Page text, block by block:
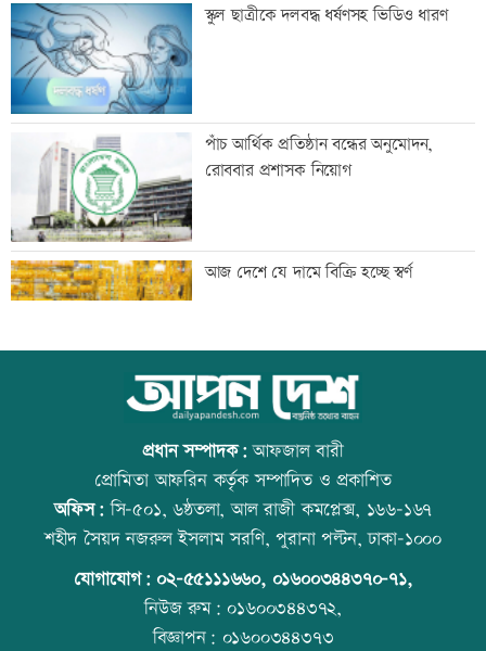
হাসিনার নির্দেশে সালাহউদ্দিন আহমদকে গুম
করা হয়: তদন্ত
তরুণদের নেতৃত্বেই প্রযুক্তিনির্ভর উন্নয়ন হবে:
তথ্যপ্রযুক্তিমন্ত্রী
লক্ষ্মীপুর জেলা প্রশাসনের ১৪ কর্মকর্তা-
কর্মচারীর বিদায়ী সংবর্ধনা
সব শর্ত মেনে নিলে হরমুজ খুলবো: ইরান
স্কুল ছাত্রীকে দলবদ্ধ ধর্ষণসহ ভিডিও ধারণ
পাঁচ আর্থিক প্রতিষ্ঠান বন্ধের অনুমোদন,
রোববার প্রশাসক নিয়োগ
আজ দেশে যে দামে বিক্রি হচ্ছে স্বর্ণ
আজ বিশ্ব বন্ধু দিবস
কোরআন-হাদিসে নামাজ না পড়ার শাস্তি
প্রধান সম্পাদক:আফজাল বারী
প্রোমিতা আফরিন কর্তৃক সম্পাদিত ও প্রকাশিত
অফিস:সি-৫০১, ৬ষ্ঠতলা, আল রাজী কমপ্লেক্স, ১৬৬-১৬৭
শহীদ সৈয়দ নজরুল ইসলাম সরণি, পুরানা পল্টন, ঢাকা-১০০০
যোগাযোগ: ০২-৫৫১১১৬৬০, ০১৬০০৩৪৪৩৭০-৭১,
নিউজ রুম:০১৬০০৩৪৪৩৭২,
বিজ্ঞাপন: ০১৬০০৩৪৪৩৭৩